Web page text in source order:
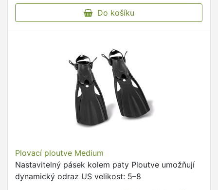
Do košíku
Plovací ploutve Medium
Nastavitelný pásek kolem paty Ploutve umožňují
dynamický odraz US velikost: 5–8